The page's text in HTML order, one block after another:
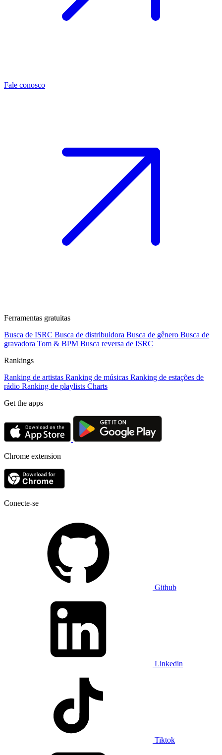
Fale conosco
Ferramentas gratuitas
Busca de ISRC Busca de distribuidora Busca de gênero Busca de
gravadora Tom & BPM Busca reversa de ISRC
Rankings
Ranking de artistas Ranking de músicas Ranking de estações de
rádio Ranking de playlists Charts
Get the apps
Chrome extension
Conecte-se
Github
Linkedin
Tiktok